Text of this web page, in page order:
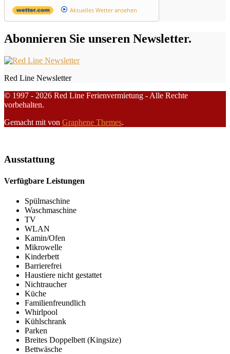
Aktuelles Wetter ansehen
Abonnieren Sie unseren Newsletter.
Red Line Newsletter
© 1997 - 2026 Red Line Ferienvermietung - Alle Rechte
vorbehalten.
Gemacht mit von Graphene Themes.
Ausstattung
Verfügbare Leistungen
Spülmaschine
Waschmaschine
TV
WLAN
Kamin/Ofen
Mikrowelle
Kinderbett
Barrierefrei
Haustiere nicht gestattet
Nichtraucher
Küche
Familienfreundlich
Whirlpool
Kühlschrank
Parken
Breites Doppelbett (Kingsize)
Bettwäsche